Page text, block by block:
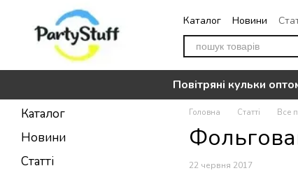
Перейти до основного контенту
Каталог Новини
Повернення
Повітряні кульки
Головна Статті Все
22 червня 2017
Каталог
Новини
Статті